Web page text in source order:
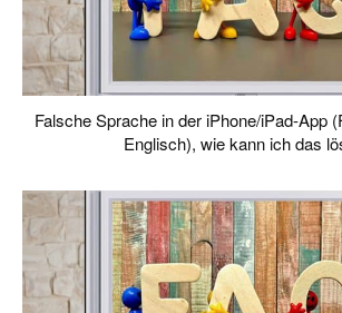
Falsche Sprache in der iPhone/iPad-App
Englisch), wie kann ich das